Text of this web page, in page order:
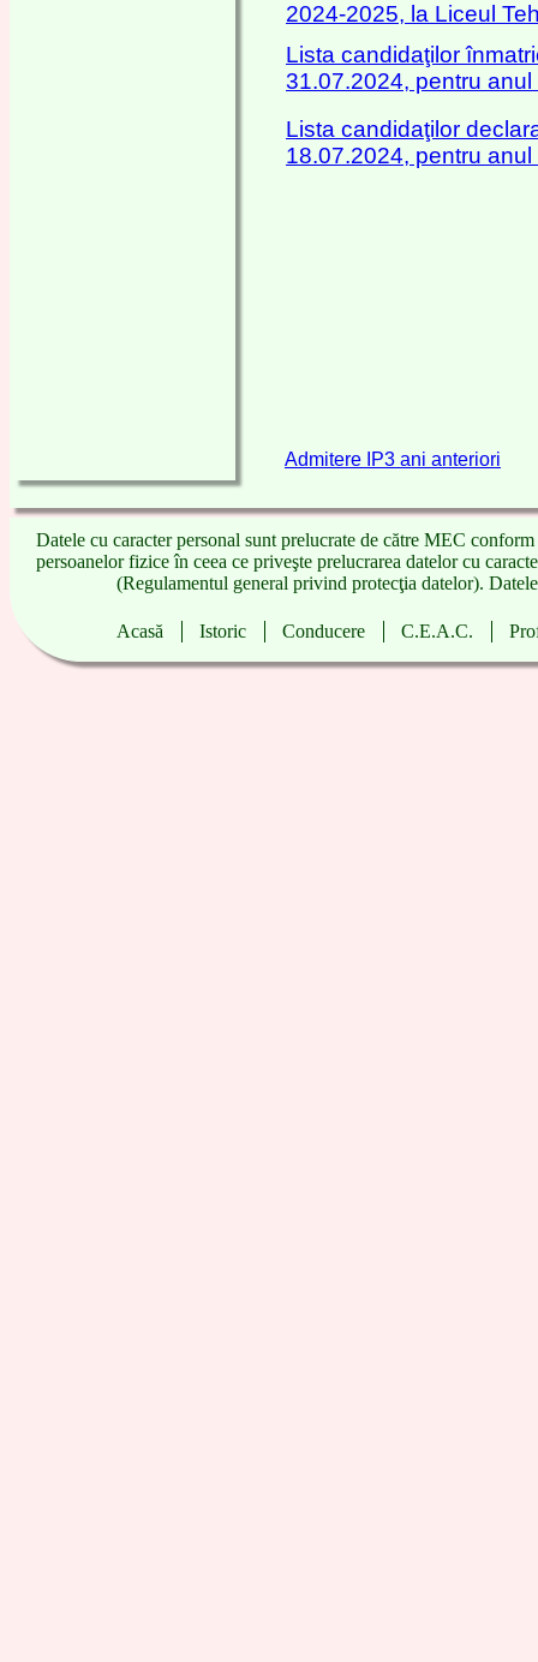
Acasă Istoric Conducere C.E.A.C.
Datele cu caracter personal sunt prelucrate de către MEC
persoanelor fizice în ceea ce priveşte prelucrarea datelor cu
(Regulamentul general privind protecţia datelor).
Admitere IP3 ani anteriori
Lista candidaţilor
18.07.2024, pentru
Lista candidaţilor
31.07.2024, pentru
2024-2025, la Liceul